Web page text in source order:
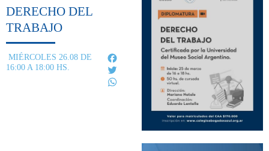
DERECHO DEL
TRABAJO
MIÉRCOLES 26.08 DE
16:00 A 18:00 HS.